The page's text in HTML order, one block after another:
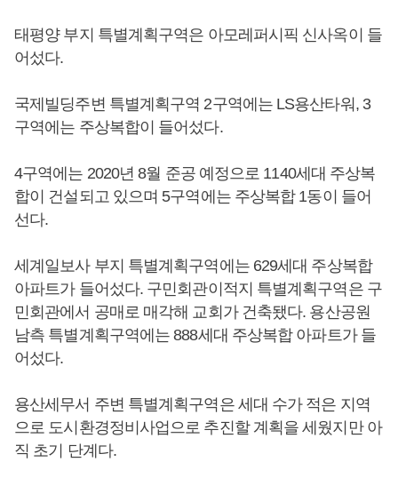
태평양 부지 특별계획구역은 아모레퍼시픽 신사옥이 들
어섰다.
국제빌딩주변 특별계획구역 2구역에는 LS용산타워, 3
구역에는 주상복합이 들어섰다.
4구역에는 2020년 8월 준공 예정으로 1140세대 주상복
합이 건설되고 있으며 5구역에는 주상복합 1동이 들어
선다.
세계일보사 부지 특별계획구역에는 629세대 주상복합
아파트가 들어섰다. 구민회관이적지 특별계획구역은 구
민회관에서 공매로 매각해 교회가 건축됐다. 용산공원
남측 특별계획구역에는 888세대 주상복합 아파트가 들
어섰다.
용산세무서 주변 특별계획구역은 세대 수가 적은 지역
으로 도시환경정비사업으로 추진할 계획을 세웠지만 아
직 초기 단계다.